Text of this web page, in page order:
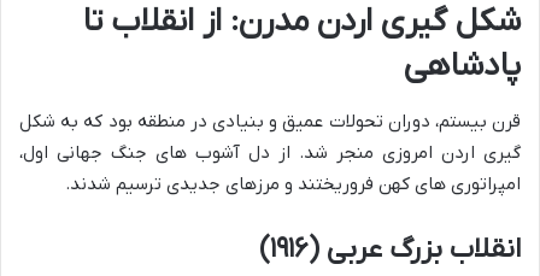
شکل گیری اردن مدرن: از انقلاب تا
پادشاهی
قرن بیستم، دوران تحولات عمیق و بنیادی در منطقه بود که به شکل
گیری اردن امروزی منجر شد. از دل آشوب های جنگ جهانی اول،
امپراتوری های کهن فروریختند و مرزهای جدیدی ترسیم شدند.
انقلاب بزرگ عربی (۱۹۱۶)